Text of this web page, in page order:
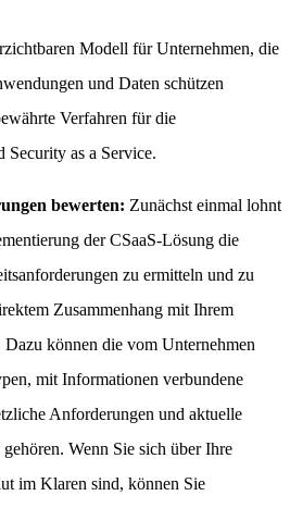
Modell für Unternehmen, die
und Daten schützen
Verfahren für die
as a Service.
bewerten: Zunächst einmal lohnt
der CSaaS-Lösung die
zu ermitteln und zu
Zusammenhang mit Ihrem
Dazu können die vom Unternehmen
mit Informationen verbundene
Anforderungen und aktuelle
Wenn Sie sich über Ihre
im Klaren sind, können Sie